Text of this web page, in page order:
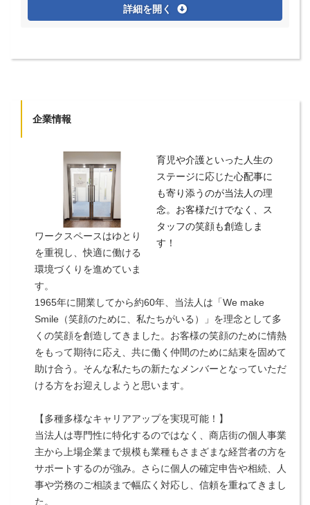
詳細を開く
企業情報
ワークスペースはゆとり
を重視し、快適に働ける
環境づくりを進めていま
す。
育児や介護といった人生の
ステージに応じた心配事に
も寄り添うのが当法人の理
念。お客様だけでなく、ス
タッフの笑顔も創造しま
す！
1965年に開業してから約60年、当法人は「We make
Smile（笑顔のために、私たちがいる）」を理念として多
くの笑顔を創造してきました。お客様の笑顔のために情熱
をもって期待に応え、共に働く仲間のために結束を固めて
助け合う。そんな私たちの新たなメンバーとなっていただ
ける方をお迎えしようと思います。
【多種多様なキャリアアップを実現可能！】
当法人は専門性に特化するのではなく、商店街の個人事業
主から上場企業まで規模も業種もさまざまな経営者の方を
サポートするのが強み。さらに個人の確定申告や相続、人
事や労務のご相談まで幅広く対応し、信頼を重ねてきまし
た。